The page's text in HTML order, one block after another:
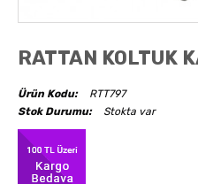
RATTAN KOLTUK
Ürün Kodu:
RTT797
Stok Durumu:
Stokta var